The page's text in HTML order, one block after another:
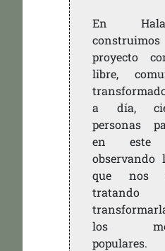
En
proyecto
libre,
a día,
personas
en este
observando
que nos
los
populares.